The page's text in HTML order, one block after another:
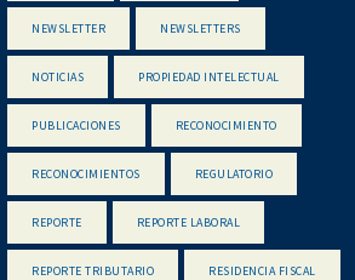
NEWSLETTER NEWSLETTERS
NOTICIAS PROPIEDAD INTELECTUAL
PUBLICACIONES RECONOCIMIENTO
RECONOCIMIENTOS REGULATORIO
REPORTE REPORTE LABORAL
REPORTE TRIBUTARIO RESIDENCIA FISCAL